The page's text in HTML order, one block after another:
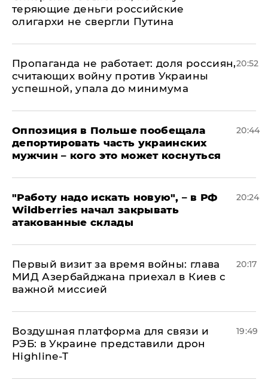
теряющие деньги российские
олигархи не свергли Путина
​Пропаганда не работает: доля россиян,
считающих войну против Украины
успешной, упала до минимума
20:52
Оппозиция в Польше пообещала
депортировать часть украинских
мужчин – кого это может коснуться
20:44
"Работу надо искать новую", – в РФ
Wildberries начал закрывать
атакованные склады
20:24
Первый визит за время войны: глава
МИД Азербайджана приехал в Киев с
важной миссией
20:17
Воздушная платформа для связи и
РЭБ: в Украине представили дрон
Highline-T
19:49